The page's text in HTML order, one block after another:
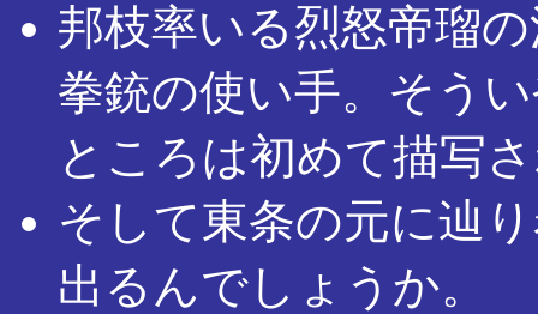
邦枝率いる烈怒帝瑠
拳銃の使い手。そう
ところは初めて描写
そして東条の元に辿
出るんでしょうか。